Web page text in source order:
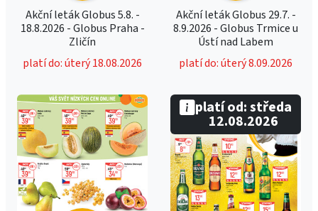
Akční leták Globus 5.8. -
18.8.2026 - Globus Praha -
Zličín
platí do: úterý 18.08.2026
Akční leták Globus 29.7. -
8.9.2026 - Globus Trmice u
Ústí nad Labem
platí do: úterý 8.09.2026
platí od: středa
12.08.2026